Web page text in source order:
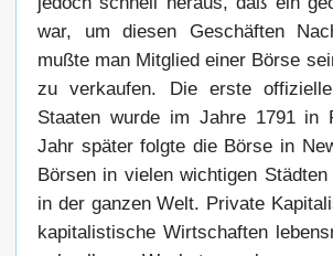
war, um diesen Geschäften
mußte man Mitglied einer Börse
zu verkaufen. Die erste
Staaten wurde im Jahre 1791 in
Jahr später folgte die Börse in
Börsen in vielen wichtigen
in der ganzen Welt. Private
kapitalistische Wirtschaften